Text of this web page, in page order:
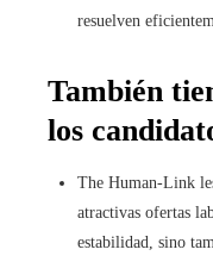
resuelven
También
los
The Human-Link
atractivas ofertas
estabilidad, sino